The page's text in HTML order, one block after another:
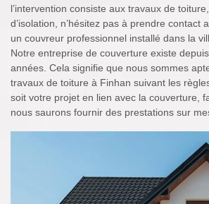
l’intervention consiste aux travaux de
d’isolation, n’hésitez pas à prendre contact
un couvreur professionnel installé dans la
Notre entreprise de couverture existe
années. Cela signifie que nous sommes
travaux de toiture à Finhan suivant les
soit votre projet en lien avec la couverture,
nous saurons fournir des prestations sur